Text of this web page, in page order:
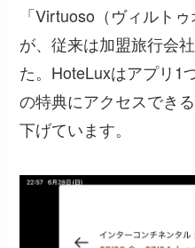
「Virtuoso（ヴィルト
が、従来は加盟旅行会
た。 HoteLuxはアプリ1
の特典にアクセスできる
下げています。